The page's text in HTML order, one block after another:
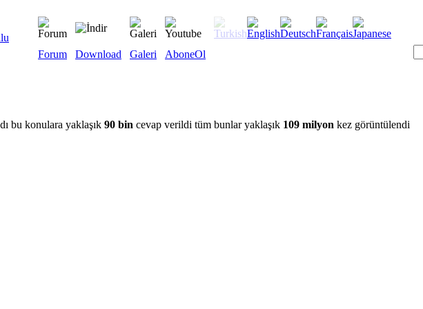
Forum Download Galeri AboneOl
bu konulara yaklaşık 90 bin cevap verildi tüm bunlar yaklaşık 109 milyon kez görüntülendi